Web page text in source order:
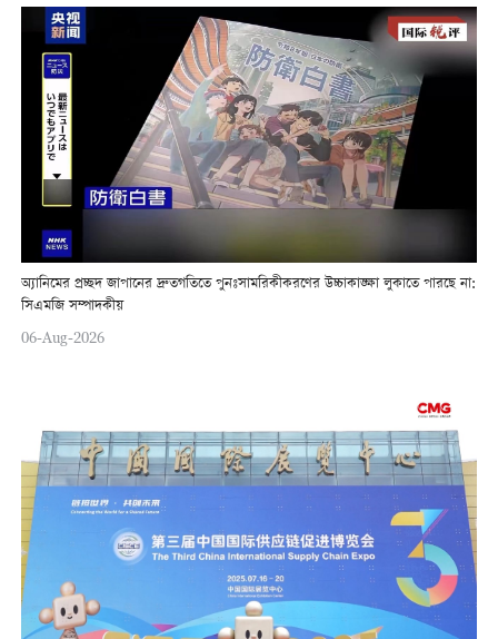
অ্যানিমের প্রচ্ছদ জাপানের দ্রুতগতিতে পুনঃসামরিকীকরণের উচ্চাকাঙ্ক্ষা লুকাতে পারছে না:
সিএমজি সম্পাদকীয়
06-Aug-2026